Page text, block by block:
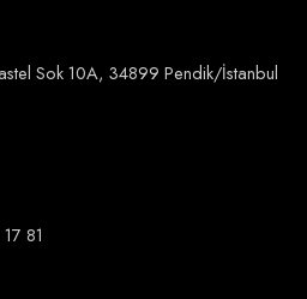
Sok 10A, 34899 Pendik/İstanbul
81